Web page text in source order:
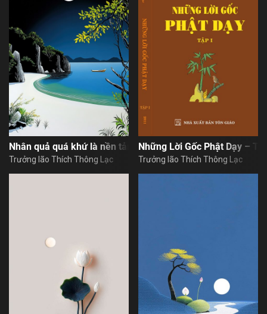
Nhân quả quá khứ là nền tảng cho nhân quả hiện tại
Trưởng lão Thích Thông Lạc
Những Lời Gốc Phật Dạy –
Trưởng lão Thích Thông Lạc